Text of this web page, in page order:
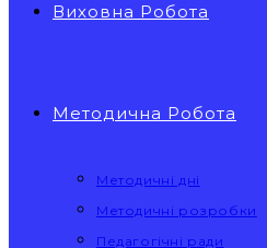
Виховна Робота
Методична Робота
Методичні дні
Методичні розробки
Педагогічні ради